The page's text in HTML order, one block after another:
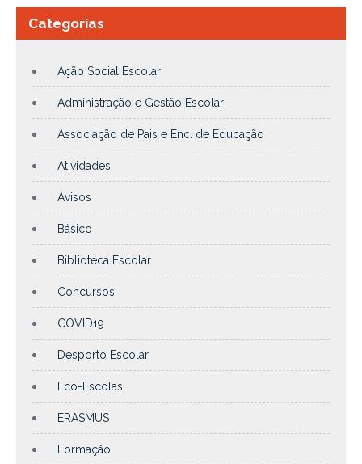
Categorias
Ação Social Escolar
Administração e Gestão Escolar
Associação de Pais e Enc. de Educação
Atividades
Avisos
Básico
Biblioteca Escolar
Concursos
COVID19
Desporto Escolar
Eco-Escolas
ERASMUS
Formação